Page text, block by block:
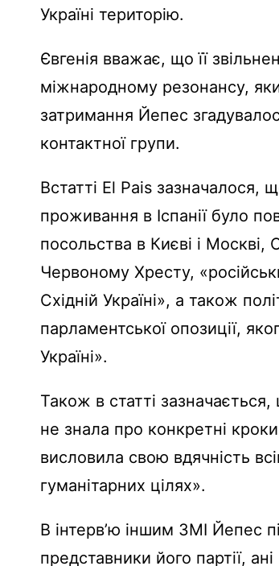
Україні територію.
Євгенія вважає, що її
міжнародному резонансу,
затримання Йепес
контактної групи.
Встатті El Pais зазначалося,
проживання в Іспанії було
посольства в Києві і
Червоному Хресту,
Східній Україні», а також
парламентської опозиції,
Україні».
Також в статті
не знала про конкретні
висловила свою вдячність
гуманітарних цілях».
В інтерв’ю іншим ЗМІ Йепес
представники його партії,